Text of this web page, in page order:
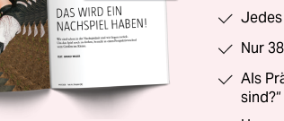
Nur
Als
sind?“